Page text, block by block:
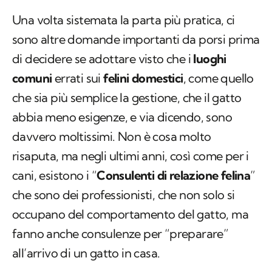
Una volta sistemata la parta più pratica, ci
sono altre domande importanti da porsi prima
di decidere se adottare visto che i luoghi
comuni errati suifelini domestici, come quello
che sia più semplice la gestione, che il gatto
abbia meno esigenze, e via dicendo, sono
davvero moltissimi. Non è cosa molto
risaputa, ma negli ultimi anni, così come per i
cani, esistono i “Consulenti di relazione felina”
che sono dei professionisti, che non solo si
occupano del comportamento del gatto, ma
fanno anche consulenze per “preparare”
all’arrivo di un gatto in casa.